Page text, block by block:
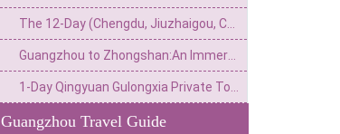
Guangzhou Travel Guide